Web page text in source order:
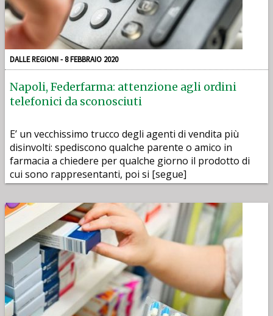
DALLE REGIONI - 8 FEBBRAIO 2020
Napoli, Federfarma: attenzione agli ordini
telefonici da sconosciuti
E’ un vecchissimo trucco degli agenti di vendita più
disinvolti: spediscono qualche parente o amico in
farmacia a chiedere per qualche giorno il prodotto di
cui sono rappresentanti, poi si [segue]